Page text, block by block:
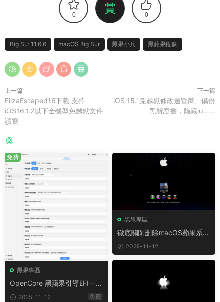
0 賞 0
Big Sur 11.6.6 macOS Big Sur 黑果小兵 黑蘋果鏡像
上一篇
FilzaEscaped16下載 支持
iOS16.1.2以下全機型免越獄文件
讀寫
下一篇
iOS 15.1免越獄修改運營商、備份
黑解證書，隐藏id……
黑果專區
OpenCore 黑蘋果引導EFI一鍵
制作工具 RapidEFI v4.1.0
2025-11-12 免費
免費
黑果專區
徹底關閉删除macOS蘋果系統
下的.DS_Store文件方法
2025-11-12